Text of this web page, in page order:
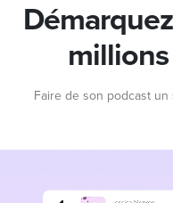
Faire de son podcast